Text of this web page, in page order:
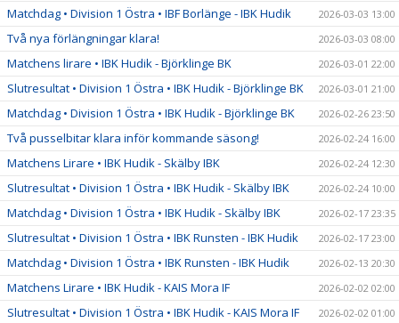
Matchdag • Division 1 Östra • IBF Borlänge - IBK Hudik 2026-03-03 13:00
Två nya förlängningar klara! 2026-03-03 08:00
Matchens lirare • IBK Hudik - Björklinge BK 2026-03-01 22:00
Slutresultat • Division 1 Östra • IBK Hudik - Björklinge BK 2026-03-01 21:00
Matchdag • Division 1 Östra • IBK Hudik - Björklinge BK 2026-02-26 23:50
Två pusselbitar klara inför kommande säsong! 2026-02-24 16:00
Matchens Lirare • IBK Hudik - Skälby IBK 2026-02-24 12:30
Slutresultat • Division 1 Östra • IBK Hudik - Skälby IBK 2026-02-24 10:00
Matchdag • Division 1 Östra • IBK Hudik - Skälby IBK 2026-02-17 23:35
Slutresultat • Division 1 Östra • IBK Runsten - IBK Hudik 2026-02-17 23:00
Matchdag • Division 1 Östra • IBK Runsten - IBK Hudik 2026-02-13 20:30
Matchens Lirare • IBK Hudik - KAIS Mora IF 2026-02-02 02:00
Slutresultat • Division 1 Östra • IBK Hudik - KAIS Mora IF 2026-02-02 01:00